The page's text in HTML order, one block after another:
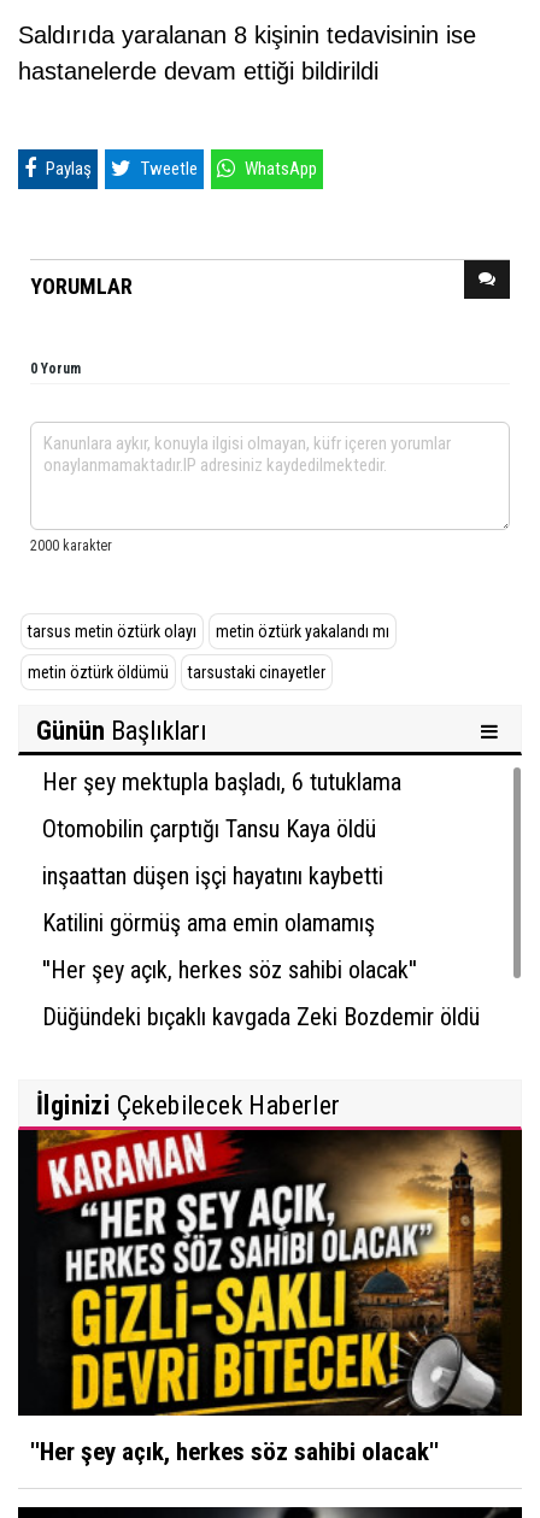
Saldırıda yaralanan 8 kişinin tedavisinin ise
hastanelerde devam ettiği bildirildi
Paylaş Tweetle WhatsApp
YORUMLAR
0 Yorum
tarsus metin öztürk olayı metin öztürk yakalandı mı
metin öztürk öldümü tarsustaki cinayetler
Günün Başlıkları
Her şey mektupla başladı, 6 tutuklama
Otomobilin çarptığı Tansu Kaya öldü
inşaattan düşen işçi hayatını kaybetti
Katilini görmüş ama emin olamamış
''Her şey açık, herkes söz sahibi olacak''
Düğündeki bıçaklı kavgada Zeki Bozdemir öldü
İlginizi Çekebilecek Haberler
''Her şey açık, herkes söz sahibi olacak''